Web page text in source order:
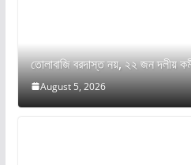
তোলাবাজি বরদাস্ত নয়, ২২ জন দলীয়
August 5, 2026